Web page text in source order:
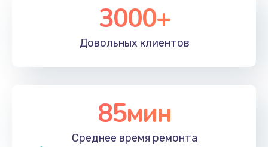
3000+
Довольных клиентов
85мин
Среднее время ремонта